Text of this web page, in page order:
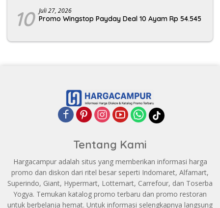
10 Juli 27, 2026
Promo Wingstop Payday Deal 10 Ayam Rp 54.545
Tentang Kami
Hargacampur adalah situs yang memberikan informasi harga
promo dan diskon dari ritel besar seperti Indomaret, Alfamart,
Superindo, Giant, Hypermart, Lottemart, Carrefour, dan Toserba
Yogya. Temukan katalog promo terbaru dan promo restoran
untuk berbelanja hemat. Untuk informasi selengkapnya langsung